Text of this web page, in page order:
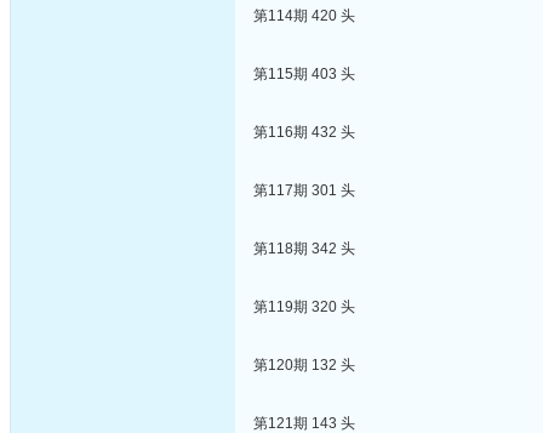
第114期 420 头
第115期 403 头
第116期 432 头
第117期 301 头
第118期 342 头
第119期 320 头
第120期 132 头
第121期 143 头